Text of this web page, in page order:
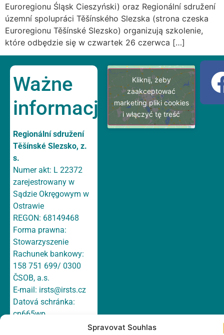
Spravovat Souhlas
Euroregionu Śląsk Cieszyński) oraz Regionální sdružení
územní spolupráci Těšínského Slezska (strona czeska
Euroregionu Těšínské Slezsko) organizują szkolenie,
które odbędzie się w czwartek 26 czerwca […]
Ważne
informacje
Regionální sdružení
Těšínské Slezsko, z.
s.
Numer akt: L 22372
zarejestrowany w
Sądzie Okręgowym w
Ostrawie
REGON: 68149468
Forma prawna:
Stowarzyszenie
Rachunek bankowy:
158 751 699/ 0300
ČSOB, a.s.
E-mail: irsts@irsts.cz
Datová schránka:
cn665wp
Adres: Hlavní 147/1a,
Kliknij, żeby
zaakceptować
marketing pliki cookies
i włączyć tę treść